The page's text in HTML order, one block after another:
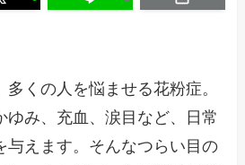
くの人を悩ませる花粉症。
ゆみ、充血、涙目など、日常
与えます。そんなつらい目の